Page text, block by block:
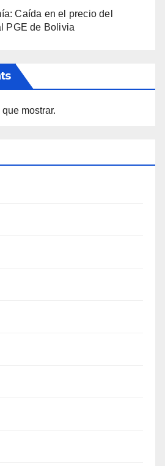
Caída en el precio del
PGE de Bolivia
mostrar.